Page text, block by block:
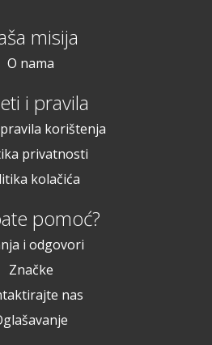
misija
O nama
i pravila
korištenja
privatnosti
kolačića
pomoć?
i odgovori
Značke
nas